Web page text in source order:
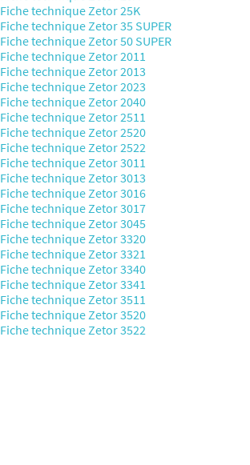
Fiche technique Zetor 25K
Fiche technique Zetor 35 SUPER
Fiche technique Zetor 50 SUPER
Fiche technique Zetor 2011
Fiche technique Zetor 2013
Fiche technique Zetor 2023
Fiche technique Zetor 2040
Fiche technique Zetor 2511
Fiche technique Zetor 2520
Fiche technique Zetor 2522
Fiche technique Zetor 3011
Fiche technique Zetor 3013
Fiche technique Zetor 3016
Fiche technique Zetor 3017
Fiche technique Zetor 3045
Fiche technique Zetor 3320
Fiche technique Zetor 3321
Fiche technique Zetor 3340
Fiche technique Zetor 3341
Fiche technique Zetor 3511
Fiche technique Zetor 3520
Fiche technique Zetor 3522